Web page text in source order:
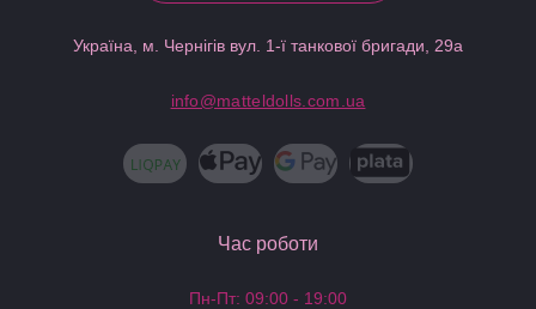
Україна, м. Чернігів вул. 1-ї танкової бригади, 29а
info@matteldolls.com.ua
Час роботи
Пн-Пт: 09:00 - 19:00